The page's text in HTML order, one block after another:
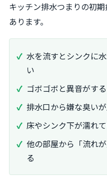
キッチン排水つまりの初
あります。
水を流すとシンクに
い
ゴボゴボと異音がする
排水口から嫌な臭い
床やシンク下が濡れ
他の部屋から「流れ
る